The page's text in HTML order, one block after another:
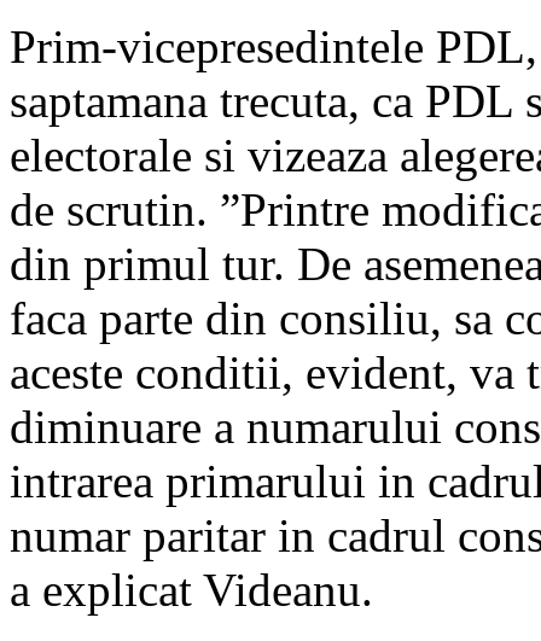
Prim-vicepresedintele
saptamana trecuta, ca
electorale si vizeaza
de scrutin. ”Printre
din primul tur. De
faca parte din consiliu, sa
aceste conditii, evident, va
diminuare a numarului
intrarea primarului in
numar paritar in cadrul
a explicat Videanu.